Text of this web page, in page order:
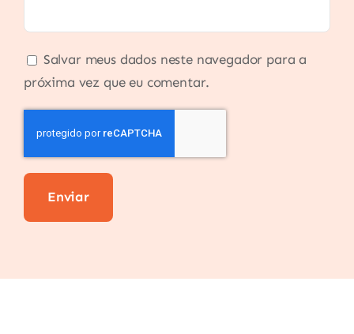
Salvar meus dados neste navegador para a
próxima vez que eu comentar.